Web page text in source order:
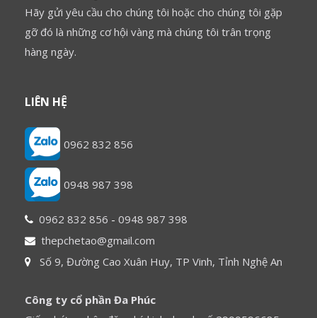
Hãy gửi yêu cầu cho chúng tôi hoặc cho chúng tôi gặp
gỡ đó là những cơ hội vàng mà chúng tôi trân trọng
hàng ngày.
LIÊN HỆ
0962 832 856
0948 987 398
0962 832 856 - 0948 987 398
thepchetao@gmail.com
Số 9, Đường Cao Xuân Huy, TP Vinh, Tỉnh Nghệ An
Công ty cổ phần Đa Phúc